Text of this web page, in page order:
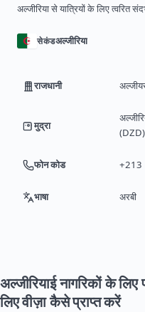
अल्जीरिया से यात्रियों के लिए त्वरित
सेकंडअल्जीरिया
राजधानी
मुद्रा
(DZD)
फोन कोड +213
भाषा अरबी
अल्जीरियाई नागरिकों के
लिए वीज़ा कैसे प्राप्त करें